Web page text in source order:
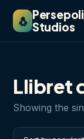
🐧 Studios
Llibret
Showing the